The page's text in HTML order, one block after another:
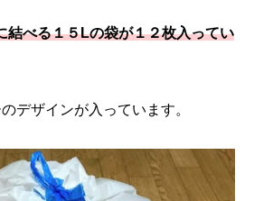
結べる１５Lの袋が１２枚入ってい
デザインが入っています。